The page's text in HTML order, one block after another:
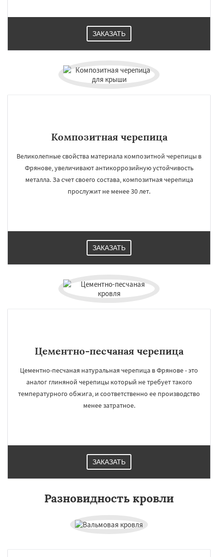
Черусти
ЗАКАЗАТЬ
Композитная черепица
Великолепные свойства материала композитной черепицы в
Фрянове, увеличивают антикоррозийную устойчивость
металла. За счет своего состава, композитная черепица
прослужит не менее 30 лет.
ЗАКАЗАТЬ
Цементно-песчаная черепица
Цементно-песчаная натуральная черепица в Фрянове - это
аналог глиняной черепицы который не требует такого
температурного обжига, и соответственно ее производство
менее затратное.
ЗАКАЗАТЬ
Разновидность кровли
Даю согласие на обработку персональных данных